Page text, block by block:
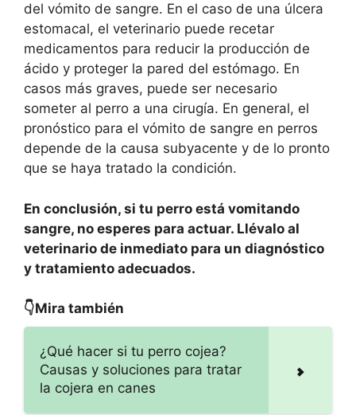
del vómito de sangre. En el caso de una úlcera
estomacal, el veterinario puede recetar
medicamentos para reducir la producción de
ácido y proteger la pared del estómago. En
casos más graves, puede ser necesario
someter al perro a una cirugía. En general, el
pronóstico para el vómito de sangre en perros
depende de la causa subyacente y de lo pronto
que se haya tratado la condición.
En conclusión, si tu perro está vomitando
sangre, no esperes para actuar. Llévalo al
veterinario de inmediato para un diagnóstico
y tratamiento adecuados.
👇Mira también
¿Qué hacer si tu perro cojea?
Causas y soluciones para tratar
la cojera en canes